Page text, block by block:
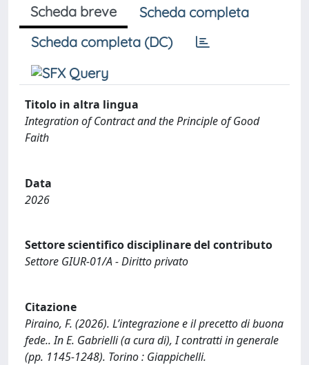
Scheda breve
Scheda completa
Scheda completa (DC)
Titolo in altra lingua
Integration of Contract and the Principle of Good
Faith
Data
2026
Settore scientifico disciplinare del contributo
Settore GIUR-01/A - Diritto privato
Citazione
Piraino, F. (2026). L’integrazione e il precetto di buona
fede.. In E. Gabrielli (a cura di), I contratti in generale
(pp. 1145-1248). Torino : Giappichelli.